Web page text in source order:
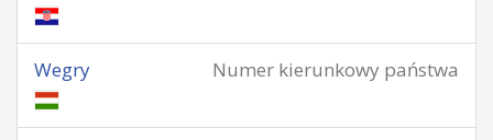
Numer kierunkowy państwa
Wegry